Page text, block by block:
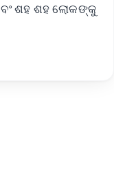
ଶହ ଶହ ଲୋକଙ୍କୁ